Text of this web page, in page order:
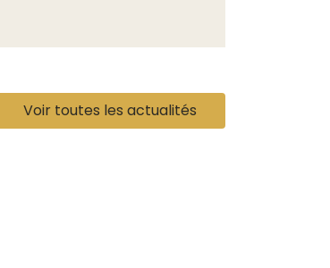
Voir toutes les actualités